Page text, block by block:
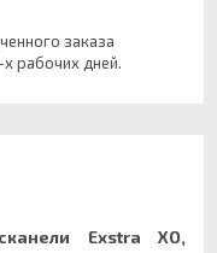
заказа
рабочих дней.
Exstra XO,